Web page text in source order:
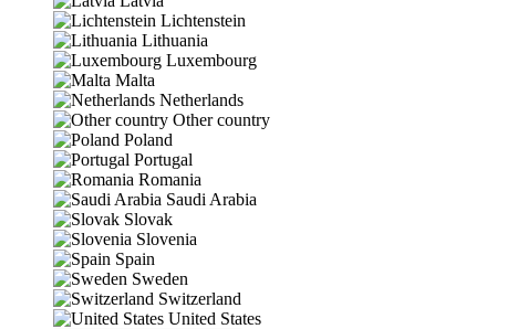
Lichtenstein
Lithuania
Luxembourg
Malta
Netherlands
Other country
Poland
Portugal
Romania
Saudi Arabia
Slovak
Slovenia
Spain
Sweden
Switzerland
United States